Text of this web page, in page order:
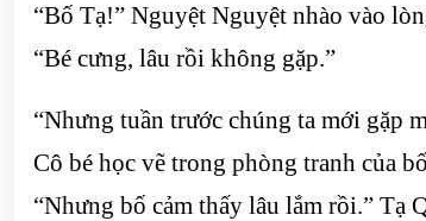
“Bố Tạ!” Nguyệt Nguyệt nhào vào
“Bé cưng, lâu rồi không gặp.”
“Nhưng tuần trước chúng ta mới gặp
Cô bé học vẽ trong phòng tranh của
“Nhưng bố cảm thấy lâu lắm rồi.” Tạ